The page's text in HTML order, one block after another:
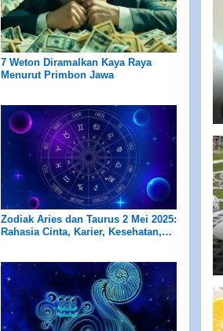
7 Weton Diramalkan Kaya Raya
Menurut Primbon Jawa
Zodiak Aries dan Taurus 2 Mei 2025:
Rahasia Cinta, Karier, Kesehatan,